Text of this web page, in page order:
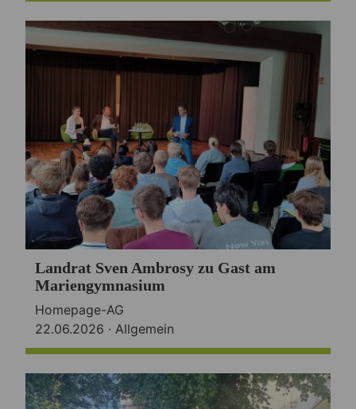
Landrat Sven Ambrosy zu Gast am
Mariengymnasium
Homepage-AG
22.06.2026 · Allgemein